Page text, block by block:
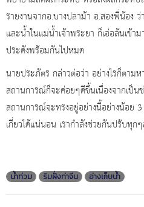
รายงานจากอ.บางปลาม้า อ.สองพี่น้อง
และน้ำในแม่น้ำเจ้าพระยา ก็เอ่อล้นเข้า
ประดังพร้อมกันไปหมด
นายประภัตร กล่าวต่อว่า อย่างไรก็ตาม
สถานการณ์ก็จะค่อยๆดีขึ้นเนื่องจากเป็น
สถานการณ์จะทรงอยู่อย่างนี้อย่างน้อย
เกี่ยวได้แน่นอน เรากำลังช่วยกันปรับทุก
น้ำท่วม ริมฝั่งท่าจีน อ่างเก็บน้ำ